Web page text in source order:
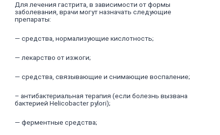
Для лечения гастрита, в зависимости от формы
заболевания, врачи могут назначать следующие
препараты:
— средства, нормализующие кислотность;
— лекарство от изжоги;
— средства, связывающие и снимающие воспаление;
– антибактериальная терапия (если болезнь вызвана
бактерией Helicobacter pylori);
— ферментные средства;